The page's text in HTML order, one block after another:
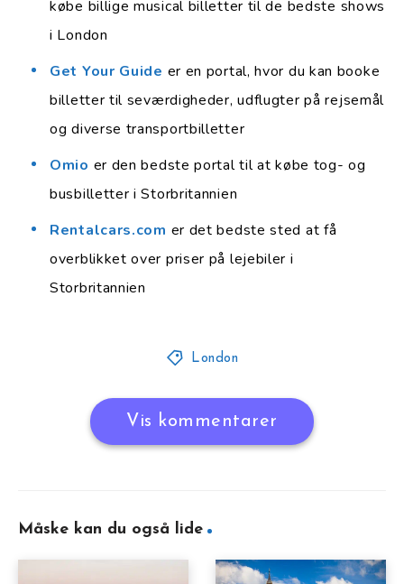
købe billige musical billetter til de bedste shows
i London
Get Your Guide er en portal, hvor du kan booke
billetter til seværdigheder, udflugter på rejsemål
og diverse transportbilletter
Omio er den bedste portal til at købe tog- og
busbilletter i Storbritannien
Rentalcars.com er det bedste sted at få
overblikket over priser på lejebiler i
Storbritannien
London
Vis kommentarer
Måske kan du også lide